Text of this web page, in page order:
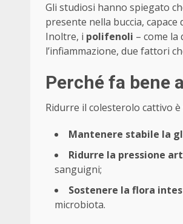
Gli studiosi hanno spiegato
presente nella buccia,
Inoltre, i polifenoli – come
l’infiammazione, due fattori
Perché fa bene
Ridurre il colesterolo cattivo
Mantenere stabile la
Ridurre la pressione
sanguigni;
Sostenere la flora
microbiota.